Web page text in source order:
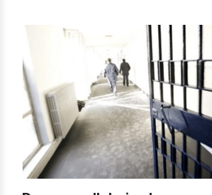
destinata allo spaccio e debitamente